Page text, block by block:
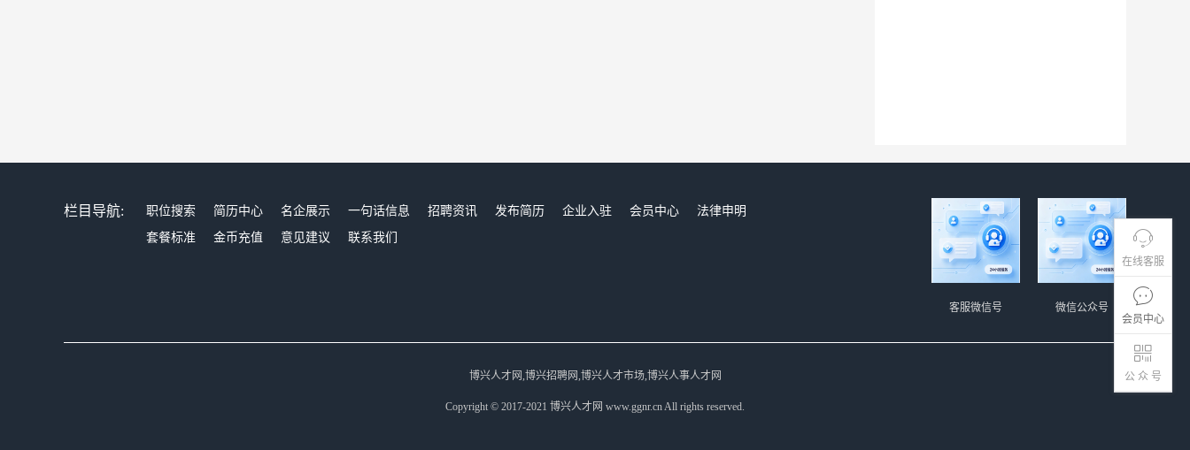
在线客服
会员中心
公 众 号
栏目导航: 职位搜索 简历中心 名企展示 一句话信息 招聘资讯 发布简历 企业入驻 会员中心
法律申明
套餐标准
金币充值 意见建议 联系我们
微信公众号
客服微信号
博兴人才网,博兴招聘网,博兴人才市场,博兴人事人才网
Copyright © 2017-2021 博兴人才网 www.ggnr.cn All rights reserved.